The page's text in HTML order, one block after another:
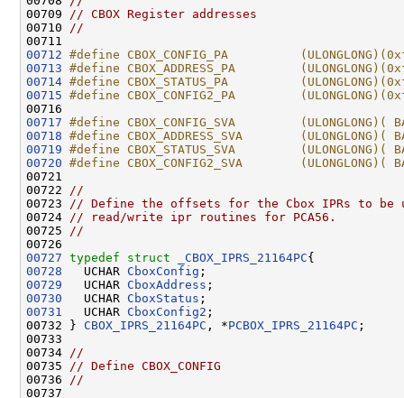
00709
// CBOX Register addresses
00710
//
00712 #define CBOX_CONFIG_PA
00713 #define CBOX_ADDRESS_PA
00714 #define CBOX_STATUS_PA
00715 #define CBOX_CONFIG2_PA
00716
00717 #define CBOX_CONFIG_SVA         (ULONGLONG)(
00718 #define CBOX_ADDRESS_SVA        (ULONGLONG)(
00719 #define CBOX_STATUS_SVA         (ULONGLONG)(
00720 #define CBOX_CONFIG2_SVA        (ULONGLONG)(
00721
00722
//
00723
// Define the offsets for the Cbox IPRs to be
00724
// read/write ipr routines for PCA56.
00725
//
00727 typedef struct _CBOX_IPRS_21164PC
00728
   UCHAR
CboxConfig
00729
   UCHAR
CboxAddress
00730
   UCHAR
CboxStatus
00731
   UCHAR
CboxConfig2 ;
00732 } CBOX_IPRS_21164PC , *PCBOX_IPRS_21164PC ;
00733
00734
//
00735
// Define CBOX_CONFIG
00736
//